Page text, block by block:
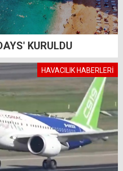
KURULDU
HAVACILIK HABERLERİ